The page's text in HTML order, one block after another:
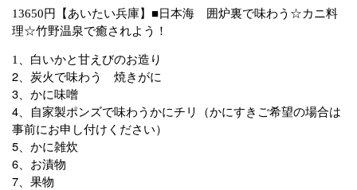
13650円【あいたい兵庫】■日本海 囲炉裏で味わう☆カニ料
理☆竹野温泉で癒されよう！
1
、白いかと甘えびのお造り
2 、炭火で味わう 焼きがに
3 、かに味噌
4 、自家製ポンズで味わうかにチリ（かにすきご希望の場合は
事前にお申し付けください）
5 、かに雑炊
6 、お漬物
7 、果物